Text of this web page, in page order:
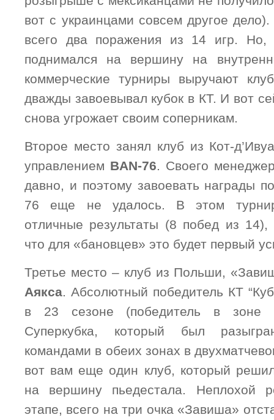
вот с украинцами совсем другое
всего два поражения из 14 игр.
поднимался на вершину на
коммерческие турниры выручают
дважды завоевывал кубок в КТ. И вот
снова угрожает своим соперникам.
Второе место занял клуб из Кот-
управлением BAN-76. Своего
давно, и поэтому завоевать награды
76 еще не удалось. В этом
отличные результаты (8 побед из
что для «бановцев» это будет первый
Третье место – клуб из Польши,
Аякса. Абсолютный победитель КТ
в 23 сезоне (победитель в зоне
Суперкубка, который был
командами в обеих зонах в
вот вам еще один клуб, который
на вершину пьедестала. Неплохой
этапе, всего на три очка «Завиша»